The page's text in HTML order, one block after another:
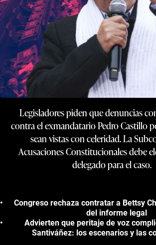
Legisladores piden que denuncias
contra el exmandatario Pedro Castillo
sean vistas con celeridad. La
Acusaciones Constitucionales debe
delegado para el caso.
Congreso rechaza contratar a Bettsy
del informe legal
Advierten que peritaje de voz
Santiváñez: los escenarios y las